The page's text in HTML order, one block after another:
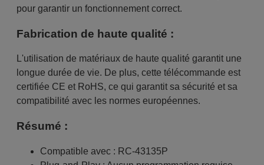
pour garantir un fonctionnement correct.
Fabrication de haute qualité :
L'utilisation de matériaux de haute qualité garantit une
longue durée de vie. De plus, cette télécommande est
certifiée CE et RoHS, ce qui garantit sa sécurité et sa
compatibilité avec les normes européennes.
Résumé :
Compatible avec : RC-43135P